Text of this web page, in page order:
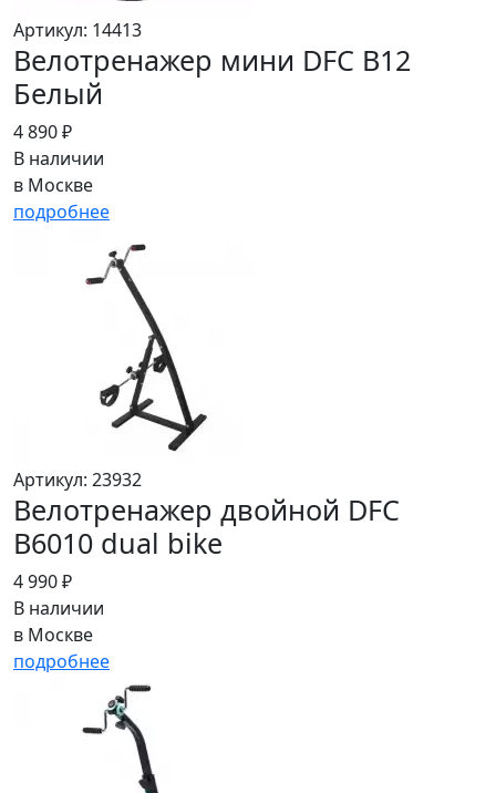
Артикул: 14413
Велотренажер мини DFC B12
Белый
4 890 ₽
В наличии
в Москве
подробнее
Артикул: 23932
Велотренажер двойной DFC
B6010 dual bike
4 990 ₽
В наличии
в Москве
подробнее